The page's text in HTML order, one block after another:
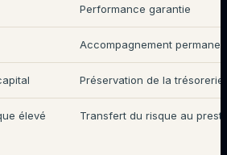
Performance garantie
Accompagnement
Préservation de la trésorerie
élevé Transfert du risque au